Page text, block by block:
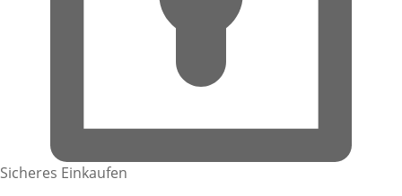
Sicheres Einkaufen